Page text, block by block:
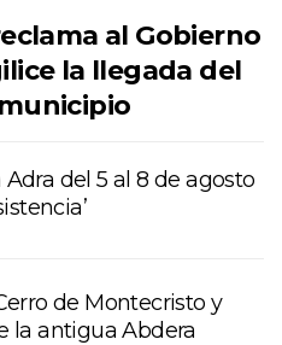
al Gobierno
la llegada del
Adra del 5 al 8 de agosto
de Montecristo y
la antigua Abdera